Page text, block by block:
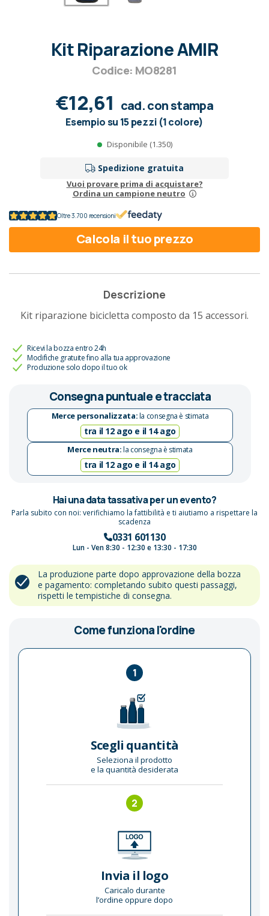
Kit Riparazione AMIR
Codice: MO8281
€12,61 cad. con stampa
Esempio su 15 pezzi (1 colore)
Disponibile (1.350)
Spedizione gratuita
Vuoi provare prima di acquistare?
Ordina un campione neutro
Oltre 3.700 recensioni
Calcola il tuo prezzo
Descrizione
Kit riparazione bicicletta composto da 15 accessori.
Ricevi la bozza entro 24h
Modifiche gratuite fino alla tua approvazione
Produzione solo dopo il tuo ok
Consegna puntuale e tracciata
Merce personalizzata:la consegna è stimata
tra il 12 ago e il 14 ago
Merce neutra:la consegna è stimata
tra il 12 ago e il 14 ago
Hai una data tassativa per un evento?
Parla subito con noi: verifichiamo la fattibilità e ti aiutiamo a rispettare la
scadenza
0331 601130
Lun - Ven 8:30 - 12:30 e 13:30 - 17:30
La produzione parte dopo approvazione della bozza
e pagamento: completando subito questi passaggi,
rispetti le tempistiche di consegna.
Come funziona l'ordine
1
Scegli quantità
Seleziona il prodotto
e la quantità desiderata
2
Invia il logo
Caricalo durante
l’ordine oppure dopo